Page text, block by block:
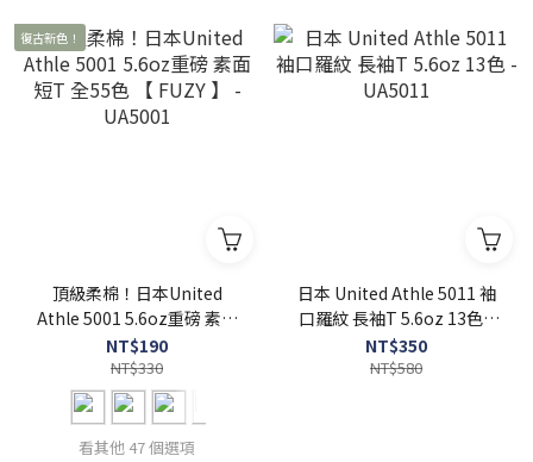
復古新色！
頂級柔棉！日本United
Athle 5001 5.6oz重磅 素面
短T 全55色 【 FUZY 】 -
UA5001
NT$190
NT$330
看其他 47 個選項
日本 United Athle 5011 袖
口羅紋 長袖T 5.6oz 13色 -
UA5011
NT$350
NT$580